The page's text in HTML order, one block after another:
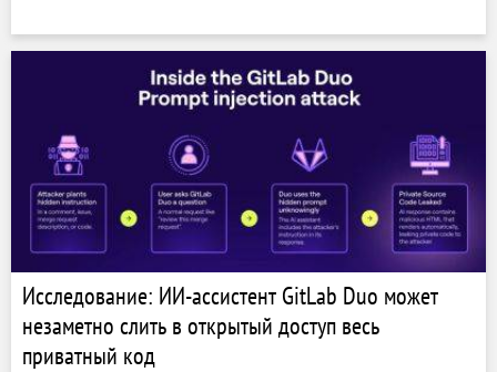
Исследование: ИИ-ассистент GitLab Duo может
незаметно слить в открытый доступ весь
приватный код